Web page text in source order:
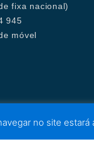
fixa nacional)
945
móvel
no site estará